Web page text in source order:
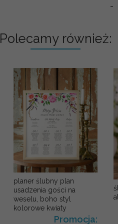
-
Polecamy również:
planer ślubny plan
usadzenia gości na
weselu, boho styl
kolorowe kwiaty
Promocja: